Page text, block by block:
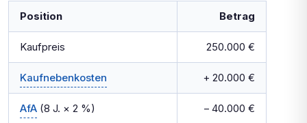
Position Betrag
Kaufpreis 250.000 €
Kaufnebenkosten + 20.000 €
AfA (8 J. × 2 %) – 40.000 €